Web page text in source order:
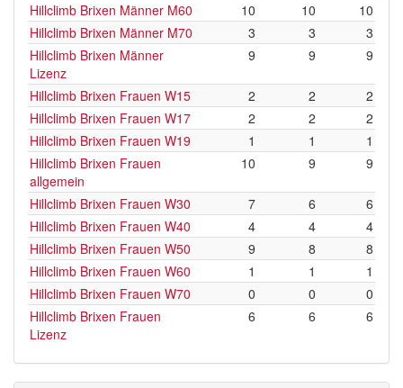
Hillclimb Brixen Männer M60
10 10
10
Hillclimb Brixen Männer M70
3 3
3
Hillclimb Brixen Männer
Lizenz
9 9 9
Hillclimb Brixen Frauen W15 2 2
2
Hillclimb Brixen Frauen W17
2 2
2
Hillclimb Brixen Frauen W19
1 1
1
Hillclimb Brixen Frauen
allgemein
10 9 9
Hillclimb Brixen Frauen W30 7 6
6
Hillclimb Brixen Frauen W40
4 4
4
Hillclimb Brixen Frauen W50
9 8
8
Hillclimb Brixen Frauen W60
1 1
1
Hillclimb Brixen Frauen W70
0 0
0
Hillclimb Brixen Frauen
Lizenz
6 6 6